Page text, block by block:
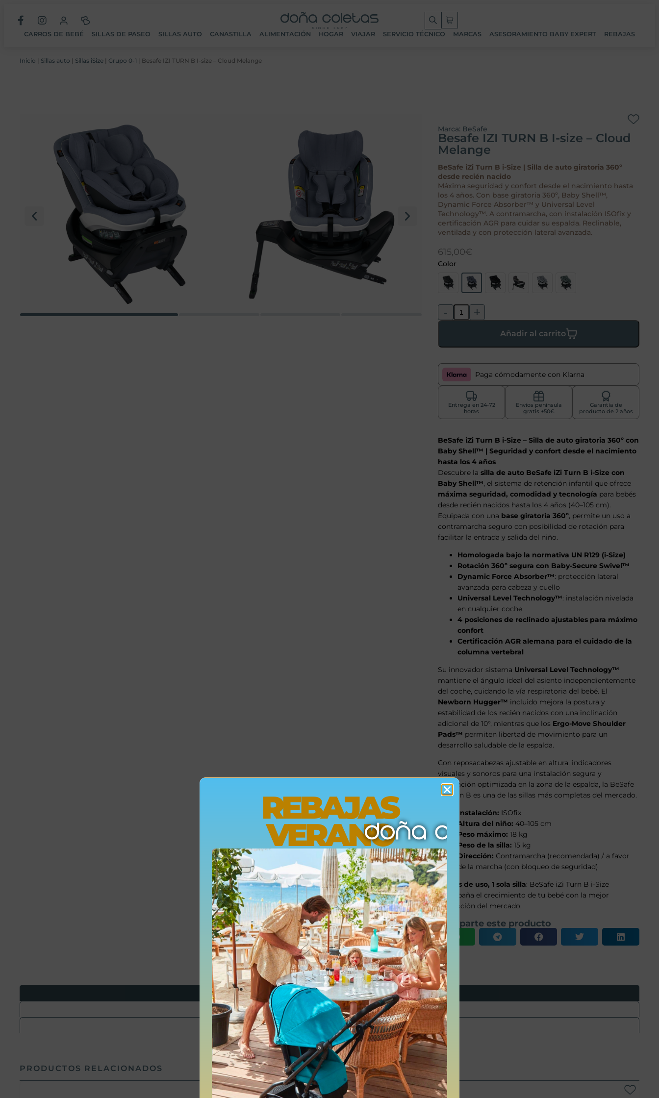
CARROS DE BEBÉ SILLAS DE PASEO SILLAS AUTO CANASTILLA ALIMENTACIÓN HOGAR VIAJAR SERVICIO TÉCNICO MARCAS ASESORAMIENTO BABY EXPERT REBAJAS
Inicio | Sillas auto | Sillas iSize | Grupo 0-1 | Besafe IZI TURN B I-size – Cloud Melange
Marca: BeSafe
Besafe IZI TURN B I-size – Cloud
Melange
BeSafe iZi Turn B i-Size | Silla de auto giratoria 360º
desde recién nacido
Máxima seguridad y confort desde el nacimiento hasta
los 4 años. Con base giratoria 360º, Baby Shell™,
Dynamic Force Absorber™ y Universal Level
Technology™. A contramarcha, con instalación ISOfix y
certificación AGR para cuidar su espalda. Reclinable,
ventilada y con protección lateral avanzada.
615,00€
Color
- +
Añadir al carrito
Paga cómodamente con Klarna
Entrega en 24-72
horas
Envíos península
gratis +50€
Garantía de
producto de 2 años
BeSafe iZi Turn B i-Size – Silla de auto giratoria 360º con
Baby Shell™ | Seguridad y confort desde el nacimiento
hasta los 4 años
Descubre lasilla de auto BeSafe iZi Turn B i-Size con
Baby Shell™, el sistema de retención infantil que ofrece
máxima seguridad, comodidad y tecnología para bebés
desde recién nacidos hasta los 4 años (40–105 cm).
Equipada con una base giratoria 360º, permite un uso a
contramarcha seguro con posibilidad de rotación para
facilitar la entrada y salida del niño.
Homologada bajo la normativa UN R129 (i-Size)
Rotación 360º segura con Baby-Secure Swivel™
Dynamic Force Absorber™: protección lateral
avanzada para cabeza y cuello
Universal Level Technology™: instalación nivelada
en cualquier coche
4 posiciones de reclinado ajustables para máximo
confort
Certificación AGR alemana para el cuidado de la
columna vertebral
Su innovador sistema Universal Level Technology™
mantiene el ángulo ideal del asiento independientemente
del coche, cuidando la vía respiratoria del bebé. El
Newborn Hugger™ incluido mejora la postura y
estabilidad de los recién nacidos con una inclinación
adicional de 10°, mientras que los Ergo-Move Shoulder
Pads™ permiten libertad de movimiento para un
desarrollo saludable de la espalda.
Con reposacabezas ajustable en altura, indicadores
visuales y sonoros para una instalación segura y
ventilación optimizada en la zona de la espalda, la BeSafe
iZi Turn B es una de las sillas más completas del mercado.
Instalación: ISOfix
Altura del niño: 40–105 cm
Peso máximo: 18 kg
Peso de la silla: 15 kg
Dirección: Contramarcha (recomendada) / a favor
de la marcha (con bloqueo de seguridad)
4 años de uso, 1 sola silla: BeSafe iZi Turn B i-Size
acompaña el crecimiento de tu bebé con la mejor
protección del mercado.
Comparte este producto
Opiniones
Envíos
Devoluciones
PRODUCTOS RELACIONADOS
REBAJAS
VERANO